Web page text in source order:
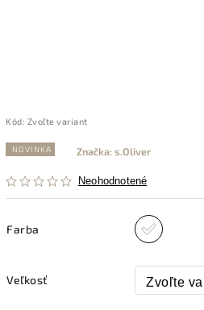
Kód: Zvoľte variant
NOVINKA
Neohodnotené
Značka:s.Oliver
Farba
Veľkosť